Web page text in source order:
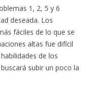
1, 2, 5 y 6
deseada. Los
fáciles de lo que se
altas fue difícil
de los
subir un poco la